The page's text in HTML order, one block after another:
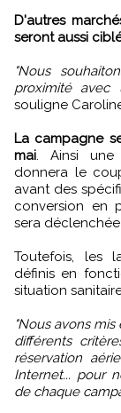
D'autres
seront aussi
"Nous
proximité avec
souligne
La campagne
mai. Ainsi une
donnera le
avant des
conversion en
sera
Toutefois, les
définis en
situation
"Nous avons
différents
réservation
Internet... pour
de chaque